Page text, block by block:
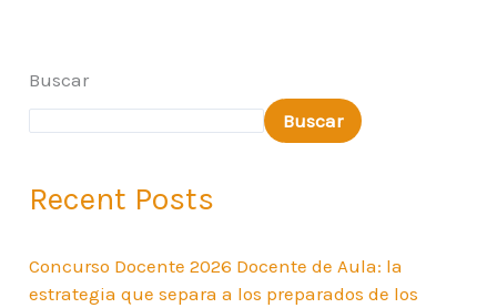
Buscar
Buscar
Recent Posts
Concurso Docente 2026 Docente de Aula: la
estrategia que separa a los preparados de los